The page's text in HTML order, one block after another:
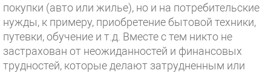
покупки (авто или жилье), но и на потребительские
нужды, к примеру, приобретение бытовой техники,
путевки, обучение и т.д. Вместе с тем никто не
застрахован от неожиданностей и финансовых
трудностей, которые делают затрудненным или